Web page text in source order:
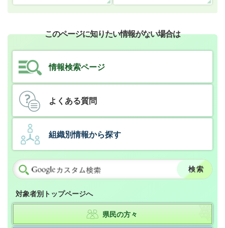
このページに知りたい情報がない場合は
情報検索ページ
よくある質問
組織別情報から探す
対象者別トップページへ
県民の方々